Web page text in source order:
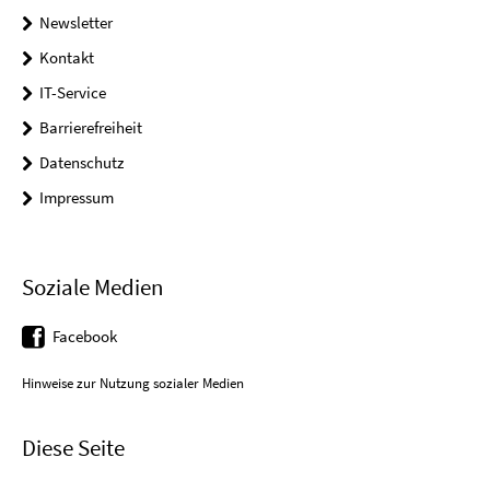
Newsletter
Kontakt
IT-Service
Barrierefreiheit
Datenschutz
Impressum
Soziale Medien
Facebook
Hinweise zur Nutzung sozialer Medien
Diese Seite